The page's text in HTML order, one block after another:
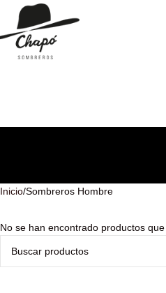
Inicio Sombreros Hombre
No se han encontrado productos